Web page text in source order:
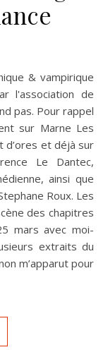
l'association de
pas. Pour rappel
sur Marne Les
d’ores et déjà sur
Le Dantec,
ainsi que
Roux. Les
des chapitres
mars avec moi-
extraits du
m’apparut pour